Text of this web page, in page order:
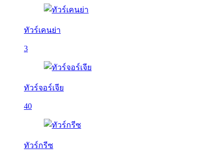
ทัวร์เคนย่า
3
ทัวร์จอร์เจีย
40
ทัวร์กรีซ